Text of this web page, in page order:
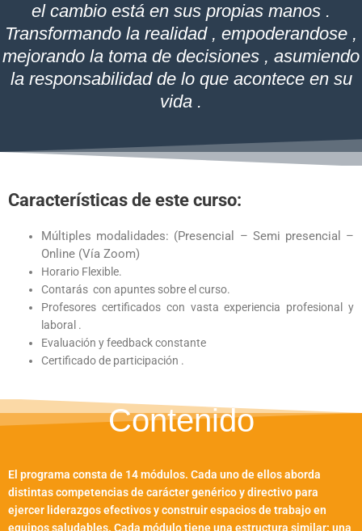
el cambio está en sus propias manos .
Transformando la realidad , empoderandose ,
mejorando la toma de decisiones , asumiendo
la responsabilidad de lo que acontece en su
vida .
Características de este curso:
Múltiples modalidades: (Presencial – Semi presencial –
Online (Vía Zoom)
Horario Flexible.
Contarás con apuntes sobre el curso.
Profesores certificados con vasta experiencia profesional y
laboral .
Evaluación y feedback constante
Certificado de participación .
Contenido
El programa consta de 14 módulos. Cada uno de ellos aborda
distintas competencias de carácter genérico y directivo para
ejercer liderazgos efectivos y construir espacios de trabajo en
equipos saludables. Cada módulo tiene una estructura similar: una